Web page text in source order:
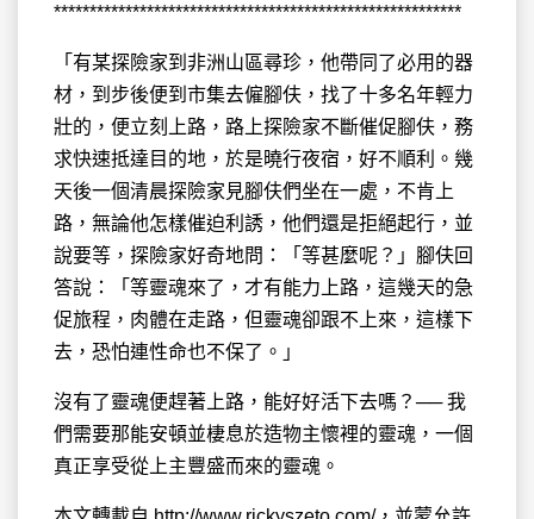
*********************************************************
「有某探險家到非洲山區尋珍，他帶同了必用的器
材，到步後便到市集去僱腳伕，找了十多名年輕力
壯的，便立刻上路，路上探險家不斷催促腳伕，務
求快速抵達目的地，於是曉行夜宿，好不順利。幾
天後一個清晨探險家見腳伕們坐在一處，不肯上
路，無論他怎樣催迫利誘，他們還是拒絕起行，並
說要等，探險家好奇地問：「等甚麼呢？」腳伕回
答說：「等靈魂來了，才有能力上路，這幾天的急
促旅程，肉體在走路，但靈魂卻跟不上來，這樣下
去，恐怕連性命也不保了。」
沒有了靈魂便趕著上路，能好好活下去嗎？── 我
們需要那能安頓並棲息於造物主懷裡的靈魂，一個
真正享受從上主豐盛而來的靈魂。